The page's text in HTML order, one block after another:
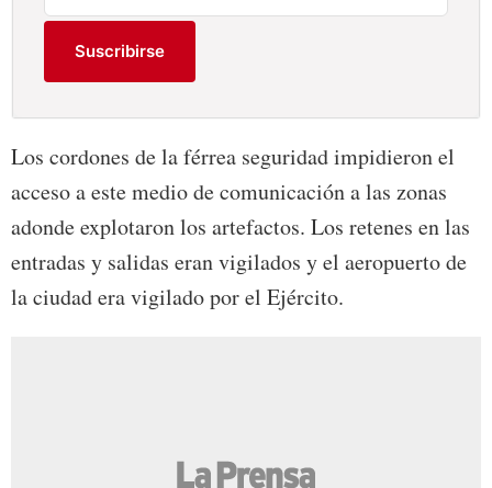
Suscribirse
Los cordones de la férrea seguridad impidieron el
acceso a este medio de comunicación a las zonas
adonde explotaron los artefactos. Los retenes en las
entradas y salidas eran vigilados y el aeropuerto de
la ciudad era vigilado por el Ejército.